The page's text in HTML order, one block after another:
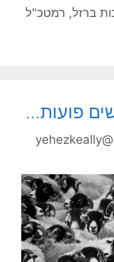
ברזל, רמטכ"ל
פועות…